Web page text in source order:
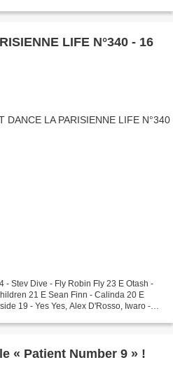
LIFE N°340 - 16
Iwaro -
« Patient Number 9 » !